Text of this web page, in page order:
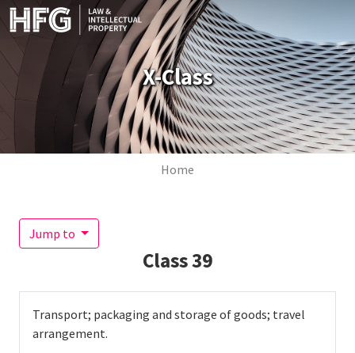
Skip to main content
X-Class
Breadcrumb
Home
Jump to
Class39
Transport; packaging and storage of goods; travel
arrangement.